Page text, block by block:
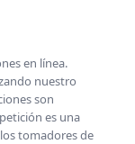
en línea.
nuestro
son
es una
tomadores de